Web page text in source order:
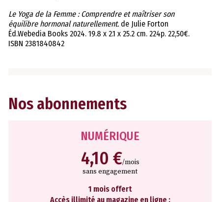
Le Yoga de la Femme : Comprendre et maîtriser son
équilibre hormonal naturellement. de Julie Forton
Éd.Webedia Books 2024. 19.8 x 2.1 x 25.2 cm. 224p. 22,50€.
ISBN 2381840842
Nos abonnements
NUMÉRIQUE
4,10 €/mois
sans engagement
1 mois offert
Accès illimité au magazine en ligne :